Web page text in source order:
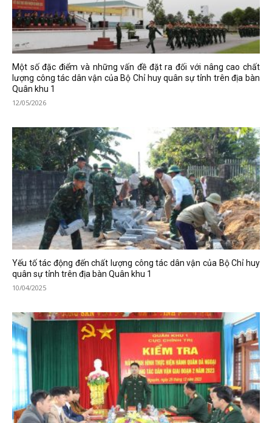
Một số đặc điểm và những vấn đề đặt ra đối với nâng cao chất
lượng công tác dân vận của Bộ Chỉ huy quân sự tỉnh trên địa bàn
Quân khu 1
12/05/2026
Yếu tố tác động đến chất lượng công tác dân vận của Bộ Chỉ huy
quân sự tỉnh trên địa bàn Quân khu 1
10/04/2025